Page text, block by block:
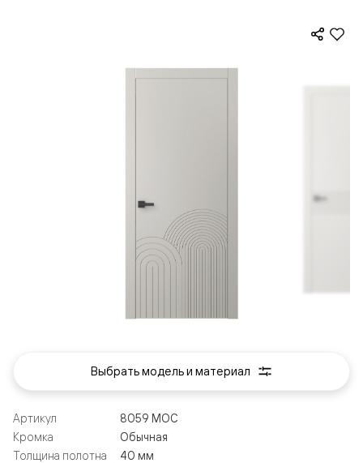
Артикул
8059 МОС
Кромка
Обычная
Толщина полотна
40 мм
Выбрать модель и материал